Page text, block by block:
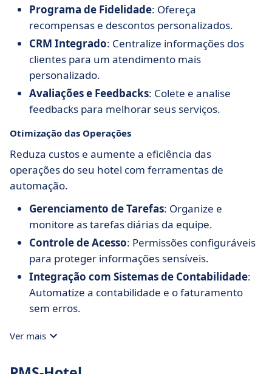
Programa de Fidelidade: Ofereça
recompensas e descontos personalizados.
CRM Integrado: Centralize informações dos
clientes para um atendimento mais
personalizado.
Avaliações e Feedbacks: Colete e analise
feedbacks para melhorar seus serviços.
Otimização das Operações
Reduza custos e aumente a eficiência das
operações do seu hotel com ferramentas de
automação.
Gerenciamento de Tarefas: Organize e
monitore as tarefas diárias da equipe.
Controle de Acesso: Permissões configuráveis
para proteger informações sensíveis.
Integração com Sistemas de Contabilidade:
Automatize a contabilidade e o faturamento
sem erros.
Ver mais